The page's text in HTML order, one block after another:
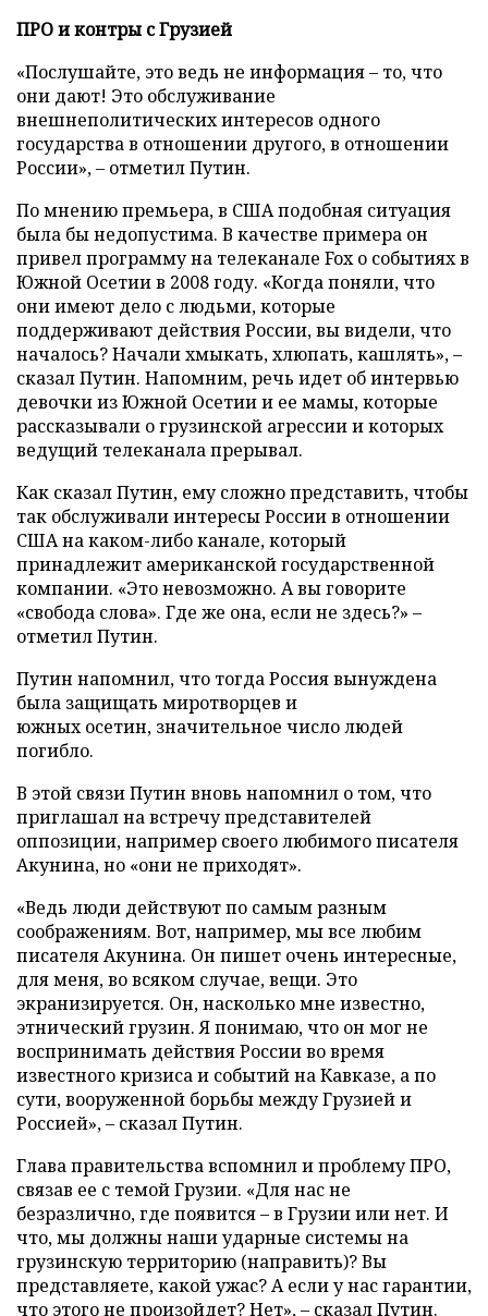
ПРО и контры с Грузией
«Послушайте, это ведь не информация – то, что
они дают! Это обслуживание
внешнеполитических интересов одного
государства в отношении другого, в отношении
России», – отметил Путин.
По мнению премьера, в США подобная ситуация
была бы недопустима. В качестве примера он
привел программу на телеканале Fox о событиях в
Южной Осетии в 2008 году. «Когда поняли, что
они имеют дело с людьми, которые
поддерживают действия России, вы видели, что
началось? Начали хмыкать, хлюпать, кашлять», –
сказал Путин. Напомним, речь идет об интервью
девочки из Южной Осетии и ее мамы, которые
рассказывали о грузинской агрессии и которых
ведущий телеканала прерывал.
Как сказал Путин, ему сложно представить, чтобы
так обслуживали интересы России в отношении
США на каком-либо канале, который
принадлежит американской государственной
компании. «Это невозможно. А вы говорите
«свобода слова». Где же она, если не здесь?» –
отметил Путин.
Путин напомнил, что тогда Россия вынуждена
была защищать миротворцев и
южных осетин, значительное число людей
погибло.
В этой связи Путин вновь напомнил о том, что
приглашал на встречу представителей
оппозиции, например своего любимого писателя
Акунина, но «они не приходят».
«Ведь люди действуют по самым разным
соображениям. Вот, например, мы все любим
писателя Акунина. Он пишет очень интересные,
для меня, во всяком случае, вещи. Это
экранизируется. Он, насколько мне известно,
этнический грузин. Я понимаю, что он мог не
воспринимать действия России во время
известного кризиса и событий на Кавказе, а по
сути, вооруженной борьбы между Грузией и
Россией», – сказал Путин.
Глава правительства вспомнил и проблему ПРО,
связав ее с темой Грузии. «Для нас не
безразлично, где появится – в Грузии или нет. И
что, мы должны наши ударные системы на
грузинскую территорию (направить)? Вы
представляете, какой ужас? А если у нас гарантии,
что этого не произойдет? Нет», – сказал Путин.